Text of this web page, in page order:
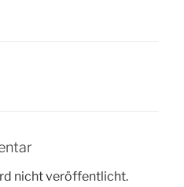
nicht veröffentlicht.